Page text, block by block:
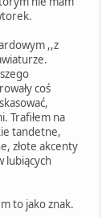
,,z
coś
Trafiłem na
tandetne,
złote akcenty
lubiących
to jako znak.